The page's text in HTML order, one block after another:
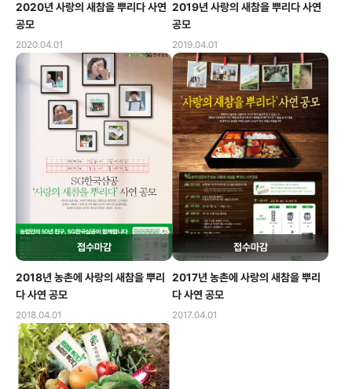
2020년 사랑의 새참을 뿌리다 사연
공모
2020.04.01
2019년 사랑의 새참을 뿌리다 사연
공모
2019.04.01
접수마감
2018년 농촌에 사랑의 새참을 뿌리
다 사연 공모
2018.04.01
접수마감
2017년 농촌에 사랑의 새참을 뿌리
다 사연 공모
2017.04.01